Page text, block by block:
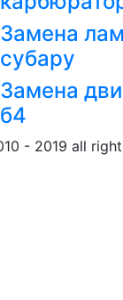
Замена
субару
Замена
б4
- 2019 all